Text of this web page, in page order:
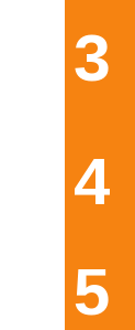
3
4
5